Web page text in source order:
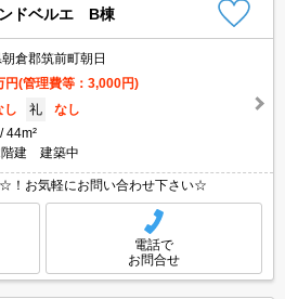
ドベルエ B棟
倉郡筑前町朝日
円(管理費等：3,000円)
し 礼
なし
44m²
建 建築中
！お気軽にお問い合わせ下さい☆
電話で
お問合せ